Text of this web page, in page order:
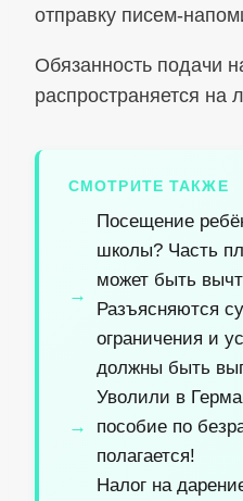
отправку писем-
Обязанность подачи
распространяется на
СМОТРИТЕ ТАКЖЕ
Посещение
школы? Часть
может быть
Разъясняются
ограничения и
должны быть
Уволили в
пособие по
полагается!
Налог на